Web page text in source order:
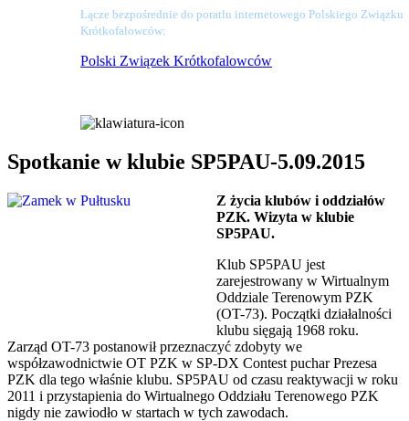
Łącze bezpośrednie do poratlu internetowego Polskiego Związku
Krótkofalowców:
Polski Związek Krótkofalowców
Spotkanie w klubie SP5PAU-5.09.2015
Z życia klubów i oddziałów
PZK. Wizyta w klubie
SP5PAU.
Klub SP5PAU jest
zarejestrowany w Wirtualnym
Oddziale Terenowym PZK
(OT-73). Początki działalności
klubu sięgają 1968 roku.
Zarząd OT-73 postanowił przeznaczyć zdobyty we
współzawodnictwie OT PZK w SP-DX Contest puchar Prezesa
PZK dla tego właśnie klubu. SP5PAU od czasu reaktywacji w roku
2011 i przystapienia do Wirtualnego Oddziału Terenowego PZK
nigdy nie zawiodło w startach w tych zawodach.